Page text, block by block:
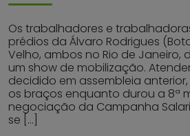
Os trabalhadores e
prédios da Álvaro Rodrigues
Velho, ambos no Rio de Janeiro,
um show de mobilização.
decidido em assembleia
os braços enquanto durou a 8ª
negociação da Campanha
se […]